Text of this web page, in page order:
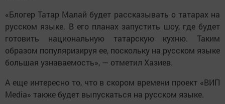
«Блогер Татар Малай будет рассказывать о татарах на
русском языке. В его планах запустить шоу, где будет
готовить национальную татарскую кухню. Таким
образом популяризируя ее, поскольку на русском языке
большая узнаваемость», — отметил Хазиев.
А еще интересно то, что в скором времени проект «ВИП
Media» также будет выпускаться на русском языке.